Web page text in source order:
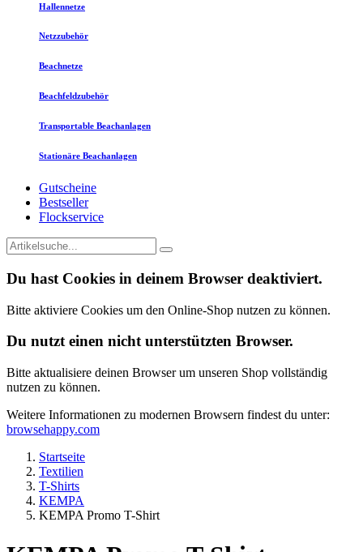
Hallennetze
Netzzubehör
Beachnetze
Beachfeldzubehör
Transportable Beachanlagen
Stationäre Beachanlagen
Gutscheine
Bestseller
Flockservice
Du hast Cookies in deinem Browser deaktiviert.
Bitte aktiviere Cookies um den Online-Shop nutzen zu können.
Du nutzt einen nicht unterstützten Browser.
Bitte aktualisiere deinen Browser um unseren Shop vollständig
nutzen zu können.
Weitere Informationen zu modernen Browsern findest du unter:
browsehappy.com
Startseite
Textilien
T-Shirts
KEMPA
KEMPA Promo T-Shirt